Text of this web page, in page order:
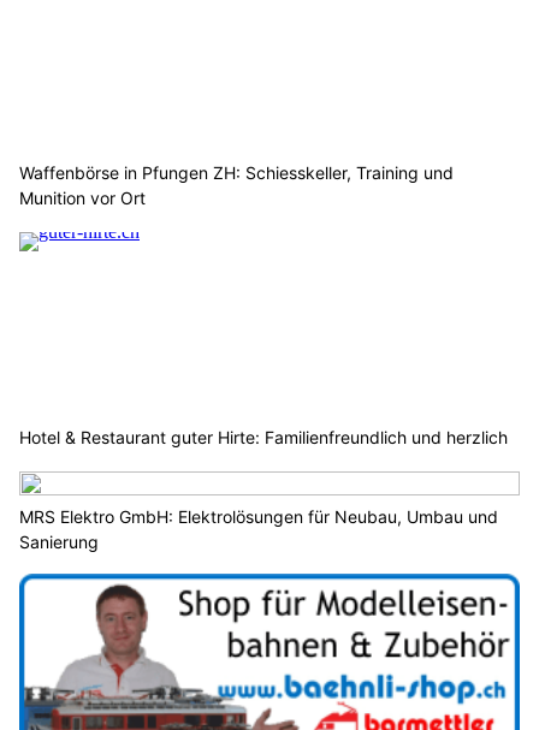
Waffenbörse in Pfungen ZH: Schiesskeller, Training und
Munition vor Ort
Hotel & Restaurant guter Hirte: Familienfreundlich und herzlich
MRS Elektro GmbH: Elektrolösungen für Neubau, Umbau und
Sanierung